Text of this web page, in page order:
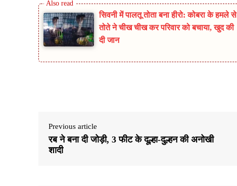
सिवनी में पालतू तोता बना हीरो: कोबरा के हमले से
तोते ने चीख चीख कर परिवार को बचाया, खुद की
दी जान
Previous article
रब ने बना दी जोड़ी, 3 फीट के दूल्हा-दुल्हन की अनोखी
शादी